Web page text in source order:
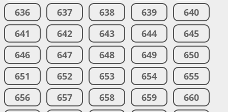
636
637 638 639
640
641
642 643 644
645
646
647 648 649
650
651
652 653 654
655
656
657 658 659
660